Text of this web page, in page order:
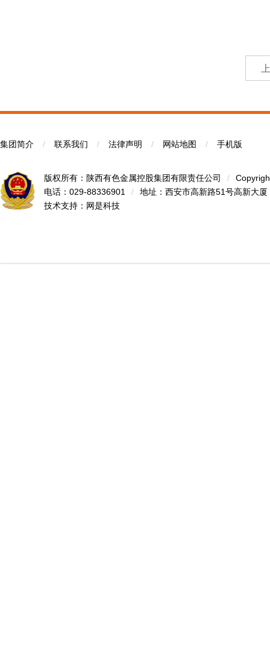
集团简介 / 联系我们 / 法律声明 / 网站地图 / 手机版
版权所有：陕西有色金属控股集团有限责任公司 /
电话：029-88336901
/
地址：西安市高新路51号高新大厦
技术支持： 网是科技